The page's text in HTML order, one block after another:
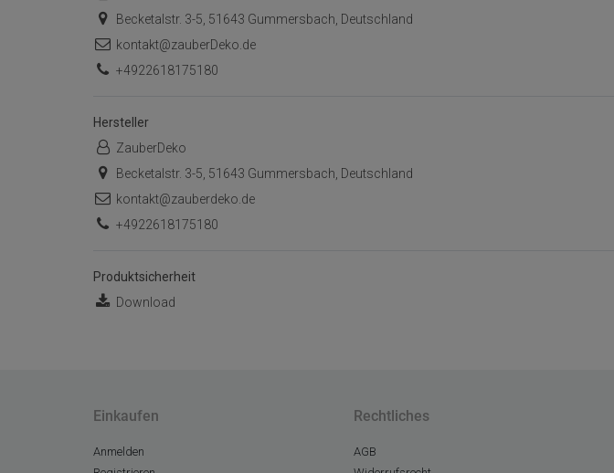
Becketalstr. 3-5, 51643 Gummersbach, Deutschland
kontakt@zauberDeko.de
+4922618175180
Hersteller
ZauberDeko
Becketalstr. 3-5, 51643 Gummersbach, Deutschland
kontakt@zauberdeko.de
+4922618175180
Produktsicherheit
Download
Einkaufen
Anmelden
Rechtliches
AGB